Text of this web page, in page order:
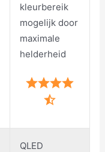
kleurbereik
mogelijk door
maximale
helderheid
QLED